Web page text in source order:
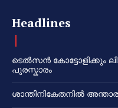
Headlines
ടെൽസൻ കോട്ടോളിക്കും
പുരസ്കാരം
ശാന്തിനികേതനിൽ